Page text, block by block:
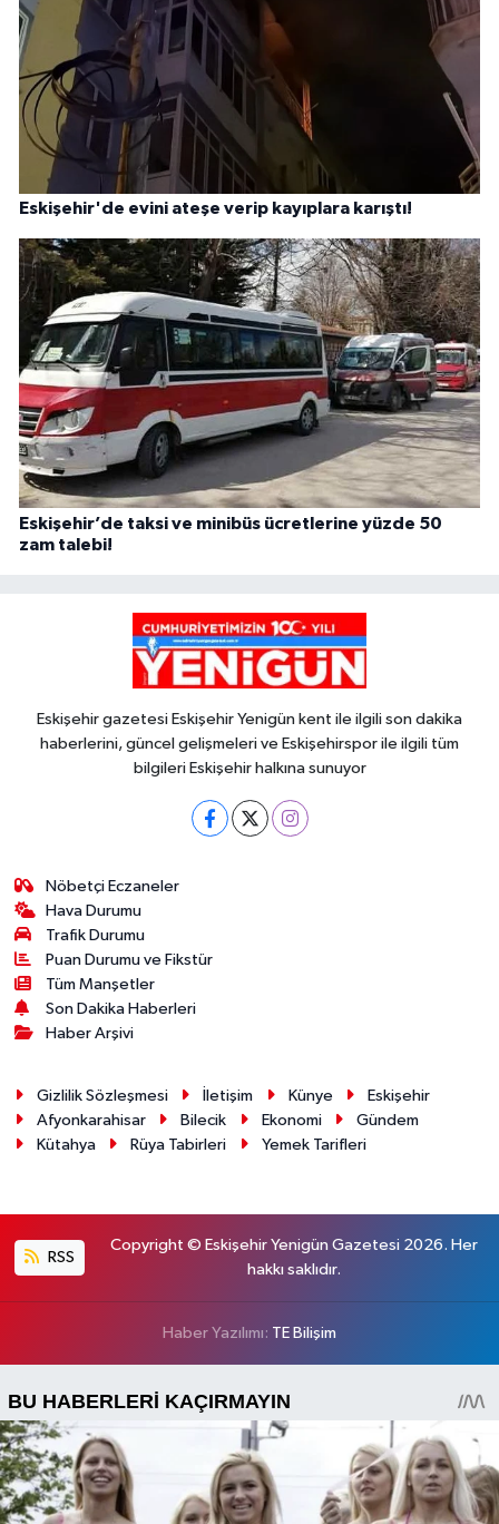
Eskişehir'de evini ateşe verip kayıplara karıştı!
Eskişehir’de taksi ve minibüs ücretlerine yüzde 50
zam talebi!
Eskişehir gazetesi Eskişehir Yenigün kent ile ilgili son dakika
haberlerini, güncel gelişmeleri ve Eskişehirspor ile ilgili tüm
bilgileri Eskişehir halkına sunuyor
Nöbetçi Eczaneler
Hava Durumu
Trafik Durumu
Puan Durumu ve Fikstür
Tüm Manşetler
Son Dakika Haberleri
Haber Arşivi
Gizlilik Sözleşmesi İletişim Künye
Eskişehir
Afyonkarahisar
Bilecik Ekonomi
Gündem
Kütahya
Rüya Tabirleri Yemek Tarifleri
RSS
Copyright © Eskişehir Yenigün Gazetesi 2026. Her
hakkı saklıdır.
Haber Yazılımı: TE Bilişim